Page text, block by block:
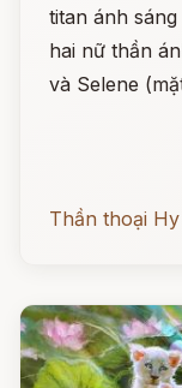
titan ánh
hai nữ thần
và Selene
Thần thoại